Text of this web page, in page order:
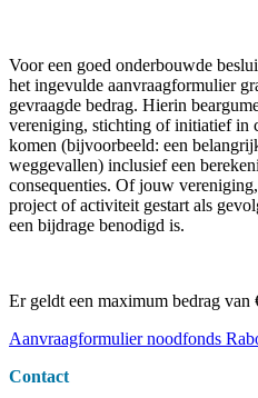
Voor een goed onderbouwde
het ingevulde aanvraagformulier
gevraagde bedrag. Hierin
vereniging, stichting of initiatief in
komen (bijvoorbeeld: een
weggevallen) inclusief een
consequenties. Of jouw
project of activiteit gestart als
een bijdrage benodigd is.
Er geldt een maximum bedrag van
Aanvraagformulier noodfonds
Contact